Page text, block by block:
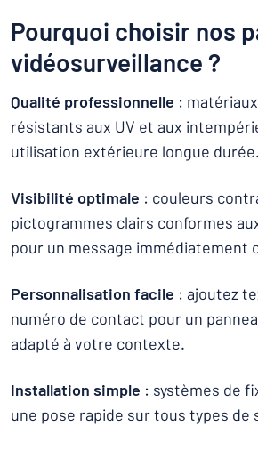
Pourquoi choisir nos
vidéosurveillance ?
Qualité professionnelle :
résistants aux UV et aux
utilisation extérieure longue durée.
Visibilité optimale : couleurs
pictogrammes clairs conformes
pour un message immédiatement
Personnalisation facile : ajoutez
numéro de contact pour un
adapté à votre contexte.
Installation simple : systèmes de
une pose rapide sur tous types de